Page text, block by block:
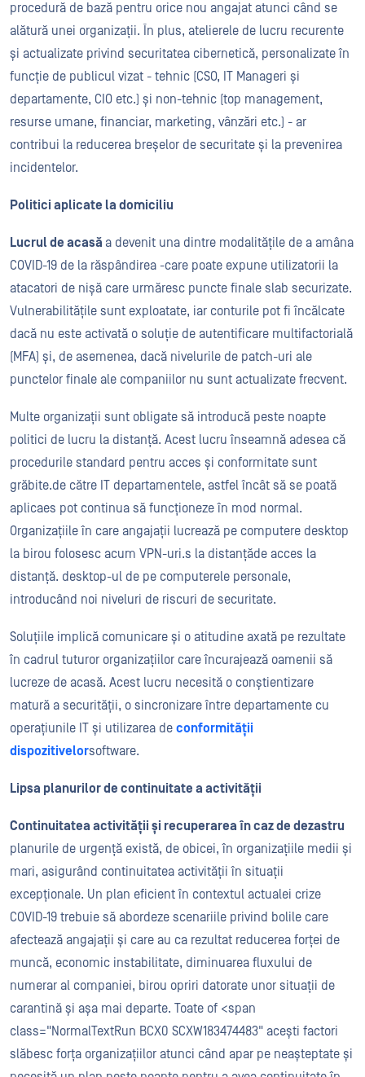
procedură de bază pentru orice nou angajat atunci când se
alătură unei organizații. În plus, atelierele de lucru recurente
și actualizate privind securitatea cibernetică, personalizate în
funcție de publicul vizat - tehnic (CSO, IT Manageri și
departamente, CIO etc.) și non-tehnic (top management,
resurse umane, financiar, marketing, vânzări etc.) - ar
contribui la reducerea breșelor de securitate și la prevenirea
incidentelor.
Politici aplicate la domiciliu
Lucrul de acasă a devenit una dintre modalitățile de a amâna
COVID-19 de la răspândirea -care poate expune utilizatorii la
atacatori de nișă care urmăresc puncte finale slab securizate.
Vulnerabilitățile sunt exploatate, iar conturile pot fi încălcate
dacă nu este activată o soluție de autentificare multifactorială
(MFA) și, de asemenea, dacă nivelurile de patch-uri ale
punctelor finale ale companiilor nu sunt actualizate frecvent.
Multe organizații sunt obligate să introducă peste noapte
politici de lucru la distanță. Acest lucru înseamnă adesea că
procedurile standard pentru acces și conformitate sunt
grăbite.de către IT departamentele, astfel încât să se poată
aplicaes pot continua să funcționeze în mod normal.
Organizațiile în care angajații lucrează pe computere desktop
la birou folosesc acum VPN-uri.s la distanțăde acces la
distanță. desktop-ul de pe computerele personale,
introducând noi niveluri de riscuri de securitate.
Soluțiile implică comunicare și o atitudine axată pe rezultate
în cadrul tuturor organizațiilor care încurajează oamenii să
lucreze de acasă. Acest lucru necesită o conștientizare
matură a securității, o sincronizare între departamente cu
operațiunile IT și utilizarea de conformității
dispozitivelorsoftware.
Lipsa planurilor de continuitate a activității
Continuitatea activității și recuperarea în caz de dezastru
planurile de urgență există, de obicei, în organizațiile medii și
mari, asigurând continuitatea activității în situații
excepționale. Un plan eficient în contextul actualei crize
COVID-19 trebuie să abordeze scenariile privind bolile care
afectează angajații și care au ca rezultat reducerea forței de
muncă, economic instabilitate, diminuarea fluxului de
numerar al companiei, birou opriri datorate unor situații de
carantină și așa mai departe. Toate of <span
class="NormalTextRun BCX0 SCXW183474483" acești factori
slăbesc forța organizațiilor atunci când apar pe neașteptate și